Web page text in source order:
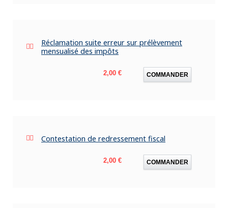
Réclamation suite erreur sur prélèvement
mensualisé des impôts
Prix
2,00 € COMMANDER
Contestation de redressement fiscal
Prix
2,00 € COMMANDER